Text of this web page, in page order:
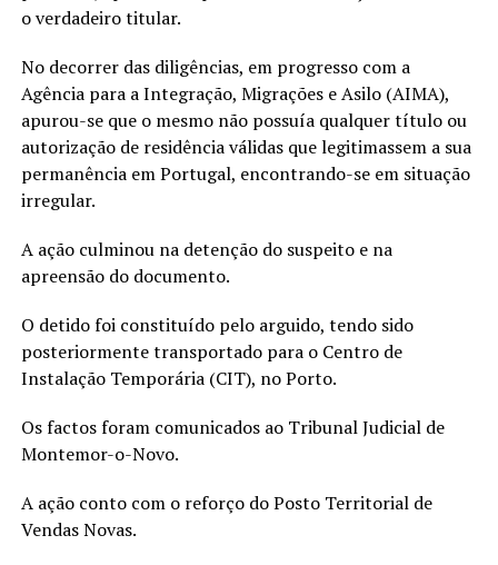
o verdadeiro titular.
No decorrer das diligências, em progresso com a
Agência para a Integração, Migrações e Asilo (AIMA),
apurou-se que o mesmo não possuía qualquer título ou
autorização de residência válidas que legitimassem a sua
permanência em Portugal, encontrando-se em situação
irregular.
A ação culminou na detenção do suspeito e na
apreensão do documento.
O detido foi constituído pelo arguido, tendo sido
posteriormente transportado para o Centro de
Instalação Temporária (CIT), no Porto.
Os factos foram comunicados ao Tribunal Judicial de
Montemor-o-Novo.
A ação conto com o reforço do Posto Territorial de
Vendas Novas.